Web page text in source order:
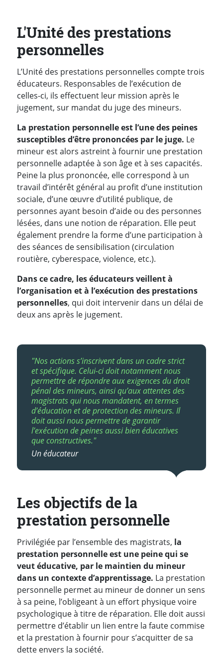
L'Unité des prestations
personnelles
L’Unité des prestations personnelles compte trois
éducateurs. Responsables de l’exécution de
celles-ci, ils effectuent leur mission après le
jugement, sur mandat du juge des mineurs.
La prestation personnelle est l’une des peines
susceptibles d’être prononcées par le juge. Le
mineur est alors astreint à fournir une prestation
personnelle adaptée à son âge et à ses capacités.
Peine la plus prononcée, elle correspond à un
travail d’intérêt général au profit d’une institution
sociale, d’une œuvre d’utilité publique, de
personnes ayant besoin d’aide ou des personnes
lésées, dans une notion de réparation. Elle peut
également prendre la forme d’une participation à
des séances de sensibilisation (circulation
routière, cyberespace, violence, etc.).
Dans ce cadre, les éducateurs veillent à
l’organisation et à l’exécution des prestations
personnelles, qui doit intervenir dans un délai de
deux ans après le jugement.
"Nos actions s’inscrivent dans un cadre strict
et spécifique. Celui-ci doit notamment nous
permettre de répondre aux exigences du droit
pénal des mineurs, ainsi qu’aux attentes des
magistrats qui nous mandatent, en termes
d’éducation et de protection des mineurs. Il
doit aussi nous permettre de garantir
l’exécution de peines aussi bien éducatives
que constructives."
Un éducateur
Les objectifs de la
prestation personnelle
Privilégiée par l’ensemble des magistrats, la
prestation personnelle est une peine qui se
veut éducative, par le maintien du mineur
dans un contexte d’apprentissage. La prestation
personnelle permet au mineur de donner un sens
à sa peine, l’obligeant à un effort physique voire
psychologique à titre de réparation. Elle doit aussi
permettre d’établir un lien entre la faute commise
et la prestation à fournir pour s’acquitter de sa
dette envers la société.